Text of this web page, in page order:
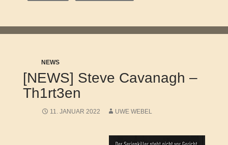
NEWS
[NEWS] Steve Cavanagh –
Th1rt3en
11. JANUAR 2022 UWE WEBEL